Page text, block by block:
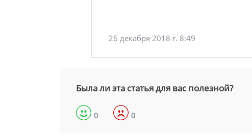
26 декабря 2018 г. 8:49
Была ли эта статья для вас полезной?
0 0